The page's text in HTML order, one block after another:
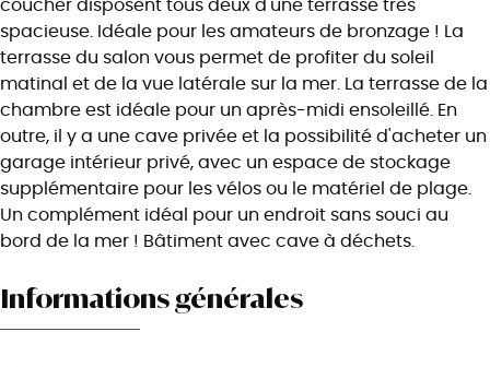
coucher disposent tous deux d'une terrasse très
spacieuse. Idéale pour les amateurs de bronzage ! La
terrasse du salon vous permet de profiter du soleil
matinal et de la vue latérale sur la mer. La terrasse de la
chambre est idéale pour un après-midi ensoleillé. En
outre, il y a une cave privée et la possibilité d'acheter un
garage intérieur privé, avec un espace de stockage
supplémentaire pour les vélos ou le matériel de plage.
Un complément idéal pour un endroit sans souci au
bord de la mer ! Bâtiment avec cave à déchets.
Informations générales